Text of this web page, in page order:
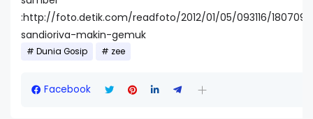
:http://foto.detik.com/readfoto/2012/01/05/093116/
sandioriva-makin-gemuk
Dunia Gosip zee
Facebook